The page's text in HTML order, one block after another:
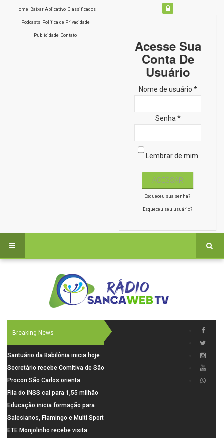
Home Baixar Aplicativo Classificados
Podcasts Política de Privacidade
Publicidade Contato
Acesse Sua
Conta De
Usuário
Nome de usuário *
Senha *
Lembrar de mim
Esqueceu sua senha?
Esqueceu seu usuário?
Breaking News
Santuário da Babilônia inicia hoje
(06), uma programação especial
para os seus 160 anos de história.
Secretário recebe Comitiva de São
Carlos para debater investimentos
em rodovias
Procon São Carlos orienta
consumidores sobre cuidados
nas compras para o Dia dos Pais
Fila do INSS cai para 1,55 milhão
em julho, com alta de 66,5% nos
pedidos negados em 2026
Educação inicia formação para
elaboração do novo Plano
Municipal
Salesianos, Flamingo e Multi Sport
vão representar São Carlos no
ETE Monjolinho recebe visita